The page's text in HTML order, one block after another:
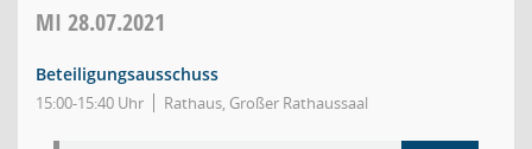
MI 28.07.2021
Beteiligungsausschuss
15:00-15:40 Uhr Rathaus, Großer Rathaussaal